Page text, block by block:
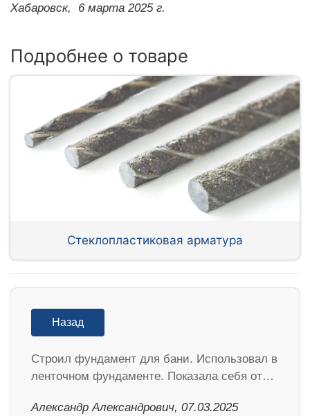
Хабаровск, 6 марта 2025 г.
Подробнее о товаре
Стеклопластиковая арматура
Назад
Строил фундамент для бани. Использовал в
ленточном фундаменте. Показала себя от…
Александр Александрович, 07.03.2025